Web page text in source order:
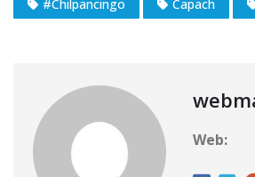
#Chilpancingo Capach
Web: